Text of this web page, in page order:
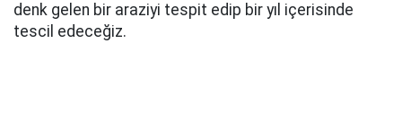
denk gelen bir araziyi tespit edip bir yıl içerisinde
tescil edeceğiz.